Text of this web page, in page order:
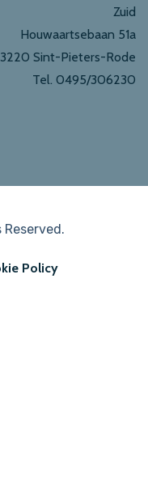
Zuid
Houwaartsebaan 51a
3220 Sint-Pieters-Rode
Tel. 0495/306230
Reserved.
Policy